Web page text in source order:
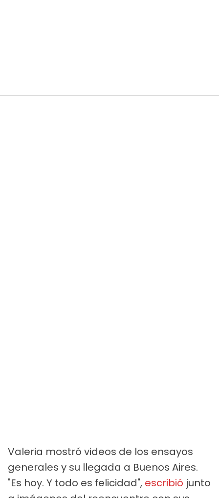
Valeria mostró videos de los ensayos
generales y su llegada a Buenos Aires.
"Es hoy. Y todo es felicidad", escribió junto